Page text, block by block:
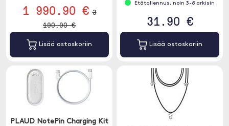
1 990.90 € 3
190.90 €
Lisää ostoskoriin
Etätallennus, noin 3-8 arkisin
31.90 €
Lisää ostoskoriin
PLAUD NotePin Charging Kit